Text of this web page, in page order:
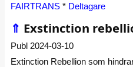
FAIRTRANS * Deltagare
⇑ Exstinction
Publ 2024-03-10
Extinction Rebellion som